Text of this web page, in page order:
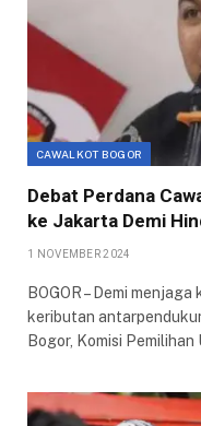
CAWALKOT BOGOR
Debat Perdana
ke Jakarta Demi
1 NOVEMBER 2024
BOGOR – Demi
keributan
Bogor, Komisi Pemilihan